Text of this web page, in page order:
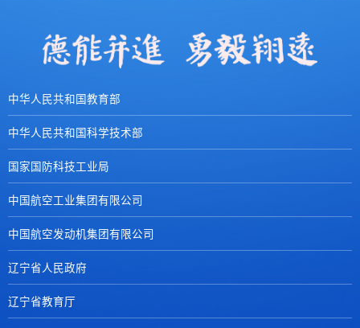
中华人民共和国教育部
中华人民共和国科学技术部
国家国防科技工业局
中国航空工业集团有限公司
中国航空发动机集团有限公司
辽宁省人民政府
辽宁省教育厅